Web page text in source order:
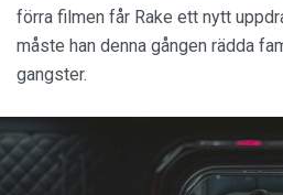
förra filmen får Rake ett nytt
måste han denna gången rädda
gangster.